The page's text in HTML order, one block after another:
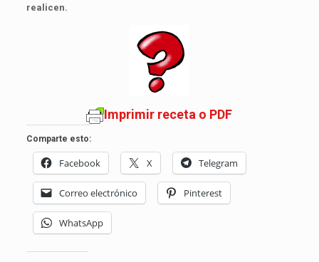
realicen.
Imprimir receta o PDF
Comparte esto:
Facebook X Telegram
Correo electrónico Pinterest
WhatsApp